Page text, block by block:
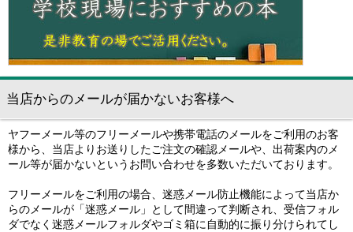
当店からのメールが届かないお客様へ
ヤフーメール等のフリーメールや携帯電話のメールをご利用のお客
様から、当店よりお送りしたご注文の確認メールや、出荷案内のメ
ール等が届かないというお問い合わせを多数いただいております。
フリーメールをご利用の場合、迷惑メール防止機能によって当店か
らのメールが「迷惑メール」として間違って判断され、受信フォル
ダでなく迷惑メールフォルダやゴミ箱に自動的に振り分けられてし